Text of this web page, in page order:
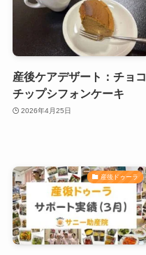
産後ケアデザート：チョコ
チップシフォンケーキ
2026年4月25日
産後ドゥーラ